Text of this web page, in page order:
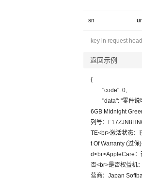
sn url
key in request
返回示例
{
6GB Midnight
列号：
TE<br>激活状态：
t Of Warranty (过
d<br>AppleCare：
否<br>是否权益机
营商：Japan